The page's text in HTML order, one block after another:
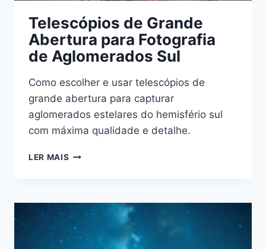
Telescópios de Grande
Abertura para Fotografia
de Aglomerados Sul
Como escolher e usar telescópios de
grande abertura para capturar
aglomerados estelares do hemisfério sul
com máxima qualidade e detalhe.
LER MAIS TELESCÓPIOS
PARA
FOTOGRAFIA
DE
AGLOMERADOS